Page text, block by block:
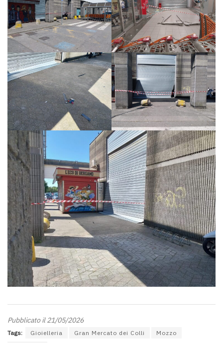
Pubblicato il 21/05/2026
Tags: Gioielleria Gran Mercato dei Colli
Mozzo